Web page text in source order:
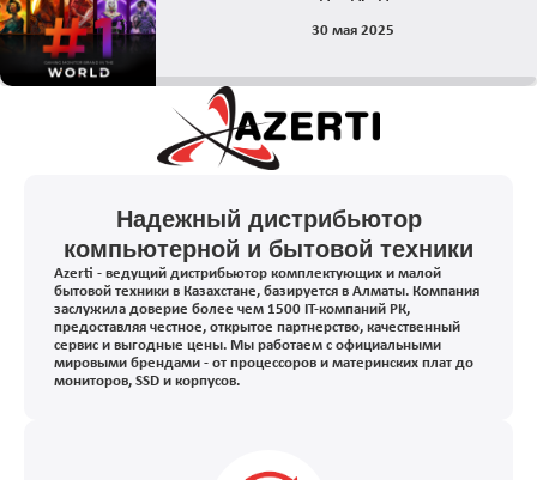
30 мая 2025
Надежный дистрибьютор
компьютерной и бытовой техники
Azerti - ведущий дистрибьютор комплектующих и малой
бытовой техники в Казахстане, базируется в Алматы. Компания
заслужила доверие более чем 1500 IT-компаний РК,
предоставляя честное, открытое партнерство, качественный
сервис и выгодные цены. Мы работаем с официальными
мировыми брендами - от процессоров и материнских плат до
мониторов, SSD и корпусов.